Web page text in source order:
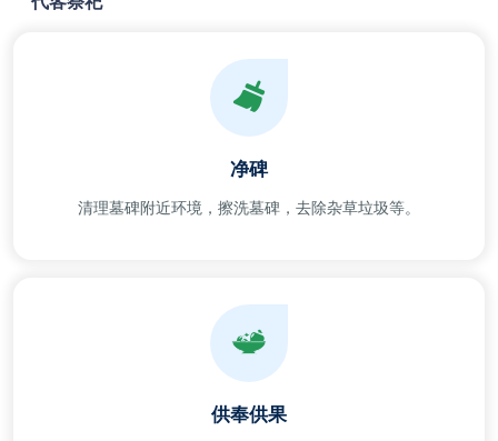
净碑
清理墓碑附近环境，擦洗墓碑，去除杂草垃圾等。
供奉供果